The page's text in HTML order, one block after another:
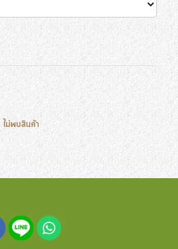
ไม่พบสินค้า